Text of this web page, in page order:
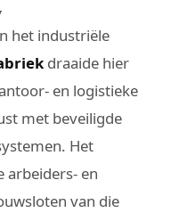
het industriële
draaide hier
en logistieke
met beveiligde
Het
arbeiders- en
van die